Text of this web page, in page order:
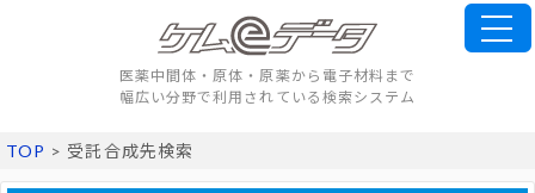
医薬中間体・原体・原薬から電子材料まで
幅広い分野で利用されている検索システム
TOP > 受託合成先検索